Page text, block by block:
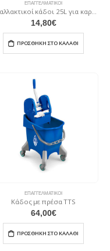
ΕΠΑΓΓΕΛΜΑΤΙΚΟΊ
Ανταλλακτικοί κάδοι 25L για καρότσια σφουγγαρίσματος ΚΣ23
14,80€
ΠΡΟΣΘΉΚΗ ΣΤΟ ΚΑΛΆΘΙ
ΕΠΑΓΓΕΛΜΑΤΙΚΟΊ
Κάδος με πρέσα TTS
64,00€
ΠΡΟΣΘΉΚΗ ΣΤΟ ΚΑΛΆΘΙ